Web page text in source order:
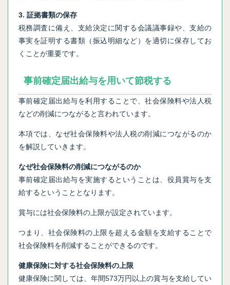
3. 証拠書類の保存
税務調査に備え、支給決定に関する会議議事録や、支給の
事実を証明する書類（振込明細など）を適切に保存してお
くことが重要です。
事前確定届出給与を用いて節税する
事前確定届出給与を利用することで、社会保険料や法人税
などの削減につながると言われています。
本項では、なぜ社会保険料や法人税の削減につながるのか
を解説していきます。
なぜ社会保険料の削減につながるのか
事前確定届出給与を実施するということは、役員賞与を支
給するということとなります。
賞与には社会保険料の上限が設定されています。
つまり、社会保険料の上限を超える金額を支給することで
社会保険料を削減することができるのです。
健康保険に対する社会保険料の上限
健康保険に関しては、年間573万円以上の賞与を支給してい